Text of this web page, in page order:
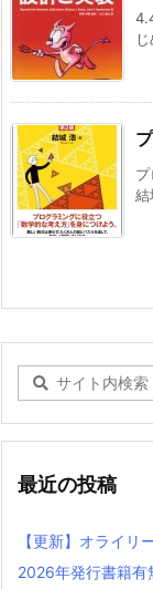
結
最近の投稿
【更新】オライ
2026年発行書籍有